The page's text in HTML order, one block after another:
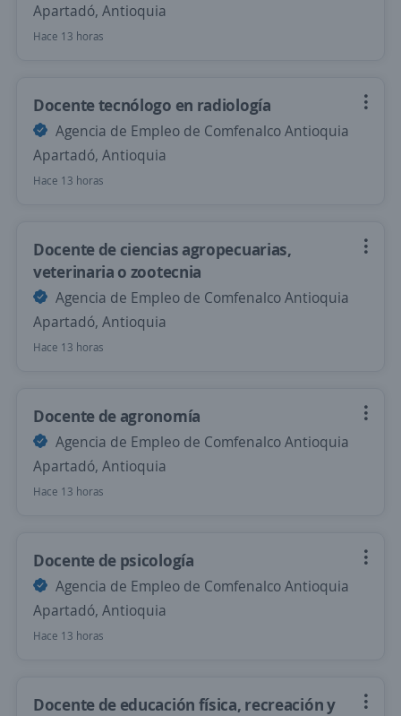
Apartadó, Antioquia
Hace 13 horas
Docente tecnólogo en radiología
Agencia de Empleo de Comfenalco Antioquia
Apartadó, Antioquia
Hace 13 horas
Docente de ciencias agropecuarias,
veterinaria o zootecnia
Agencia de Empleo de Comfenalco Antioquia
Apartadó, Antioquia
Hace 13 horas
Docente de agronomía
Agencia de Empleo de Comfenalco Antioquia
Apartadó, Antioquia
Hace 13 horas
Docente de psicología
Agencia de Empleo de Comfenalco Antioquia
Apartadó, Antioquia
Hace 13 horas
Docente de educación física, recreación y